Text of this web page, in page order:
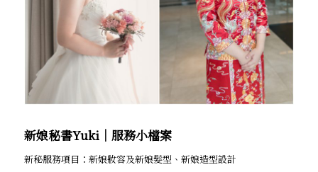
新娘秘書Yuki│服務小檔案
新秘服務項目：新娘妝容及新娘髮型、新娘造型設計